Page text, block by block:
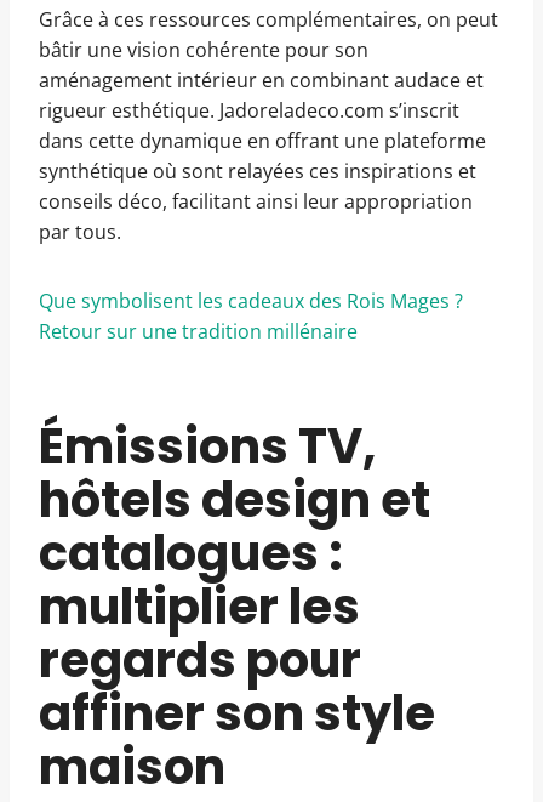
Grâce à ces ressources complémentaires, on peut
bâtir une vision cohérente pour son
aménagement intérieur en combinant audace et
rigueur esthétique. Jadoreladeco.com s’inscrit
dans cette dynamique en offrant une plateforme
synthétique où sont relayées ces inspirations et
conseils déco, facilitant ainsi leur appropriation
par tous.
Que symbolisent les cadeaux des Rois Mages ?
Retour sur une tradition millénaire
Émissions TV,
hôtels design et
catalogues :
multiplier les
regards pour
affiner son style
maison